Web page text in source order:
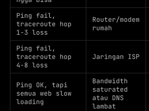
Ping fail,
traceroute hop
1-3 loss
Router/modem
rumah
Ping fail,
traceroute hop
4-8 loss
Jaringan ISP
Ping OK, tapi
semua web slow
loading
Bandwidth
saturated
atau DNS
lambat